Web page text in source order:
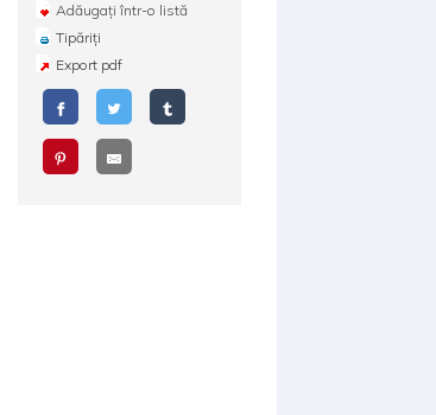
Adăugați într-o listă
Tipăriți
Export pdf